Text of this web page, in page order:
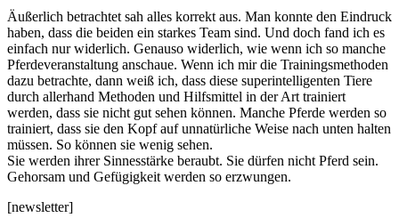
Äußerlich betrachtet sah alles korrekt aus. Man konnte den Eindruck
haben, dass die beiden ein starkes Team sind. Und doch fand ich es
einfach nur widerlich. Genauso widerlich, wie wenn ich so manche
Pferdeveranstaltung anschaue. Wenn ich mir die Trainingsmethoden
dazu betrachte, dann weiß ich, dass diese superintelligenten Tiere
durch allerhand Methoden und Hilfsmittel in der Art trainiert
werden, dass sie nicht gut sehen können. Manche Pferde werden so
trainiert, dass sie den Kopf auf unnatürliche Weise nach unten halten
müssen. So können sie wenig sehen.
Sie werden ihrer Sinnesstärke beraubt. Sie dürfen nicht Pferd sein.
Gehorsam und Gefügigkeit werden so erzwungen.
[newsletter]